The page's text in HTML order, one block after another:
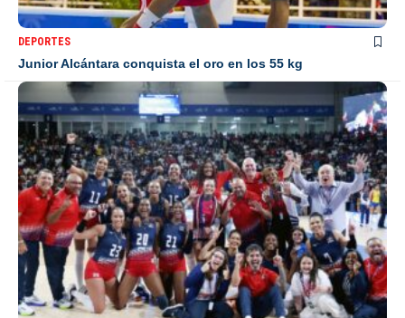
DEPORTES
Junior Alcántara conquista el oro en los 55 kg